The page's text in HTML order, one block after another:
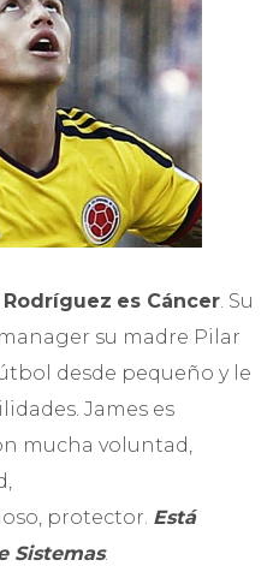
Rodríguez es Cáncer . Su
su madre Pilar
desde pequeño y le
James es
mucha voluntad,
protector. Está
Sistemas.